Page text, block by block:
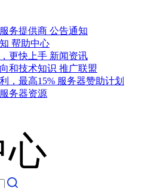
务提供商 公告通知
帮助中心
更快上手 新闻资讯
和技术知识 推广联盟
，最高15% 服务器赞助计划
务器资源